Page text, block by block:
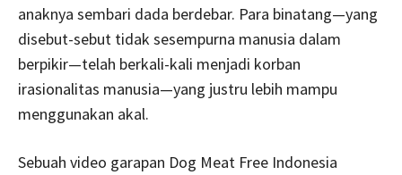
anaknya sembari dada berdebar. Para binatang—yang
disebut-sebut tidak sesempurna manusia dalam
berpikir—telah berkali-kali menjadi korban
irasionalitas manusia—yang justru lebih mampu
menggunakan akal.
Sebuah video garapan Dog Meat Free Indonesia